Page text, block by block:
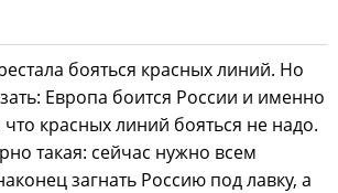
бояться красных линий. Но
Европа боится России и именно
что красных линий бояться не надо.
такая: сейчас нужно всем
загнать Россию под лавку, а